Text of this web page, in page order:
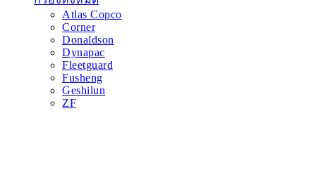
Atlas Copco
Corner
Donaldson
Dynapac
Fleetguard
Fusheng
Geshilun
ZF